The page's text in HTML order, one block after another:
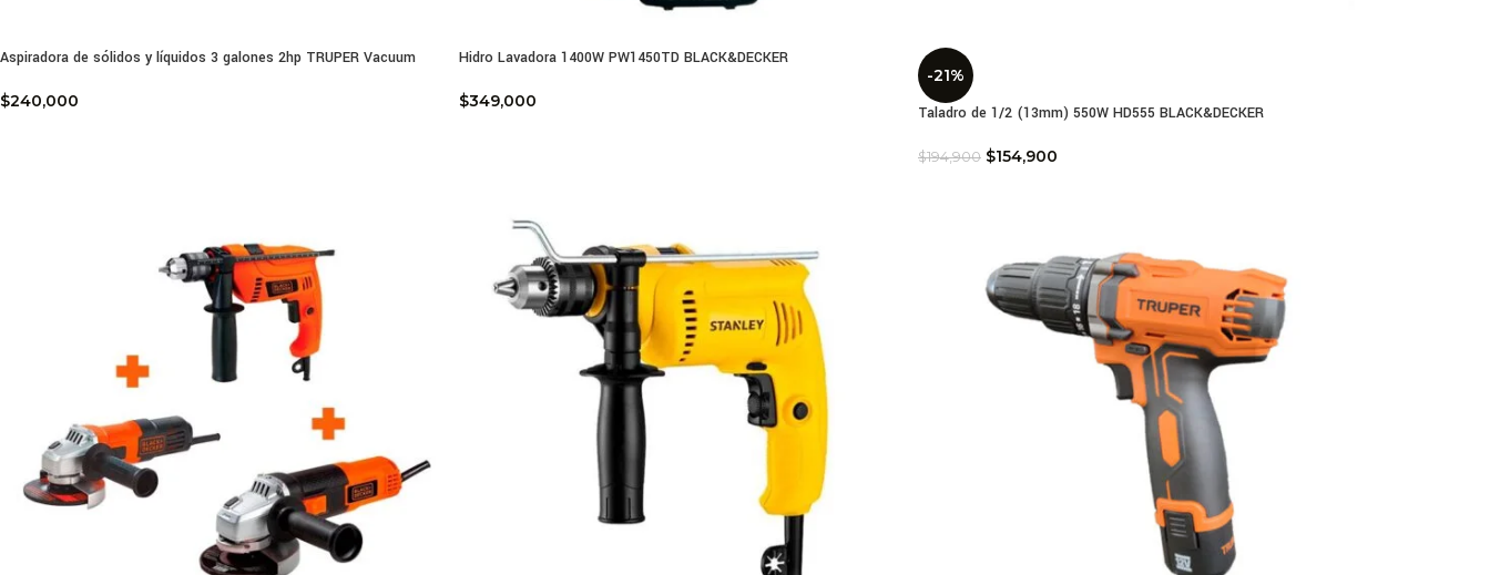
Aspiradora de sólidos y líquidos 3 galones 2hp TRUPER Vacuum
$240,000
Hidro Lavadora 1400W PW1450TD BLACK&DECKER
$349,000
-21%
Taladro de 1/2 (13mm) 550W HD555 BLACK&DECKER
$194,900 $154,900